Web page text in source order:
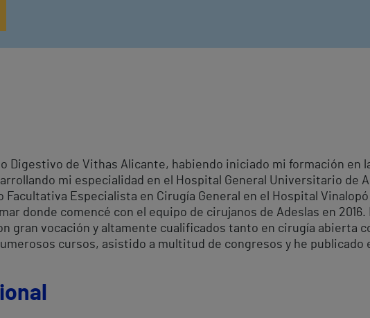
Digestivo de Vithas Alicante, habiendo iniciado mi formación en
mi especialidad en el Hospital General Universitario de
Facultativa Especialista en Cirugía General en el Hospital
donde comencé con el equipo de cirujanos de Adeslas en
gran vocación y altamente cualificados tanto en cirugía abierta
cursos, asistido a multitud de congresos y he publicado